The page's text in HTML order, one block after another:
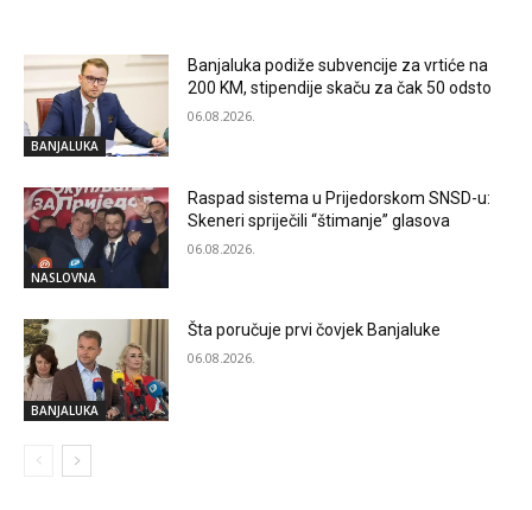
BANJALUKA
Banjaluka podiže subvencije za vrtiće na
200 KM, stipendije skaču za čak 50 odsto
06.08.2026.
NASLOVNA
Raspad sistema u Prijedorskom SNSD-u:
Skeneri spriječili “štimanje” glasova
06.08.2026.
BANJALUKA
Šta poručuje prvi čovjek Banjaluke
06.08.2026.